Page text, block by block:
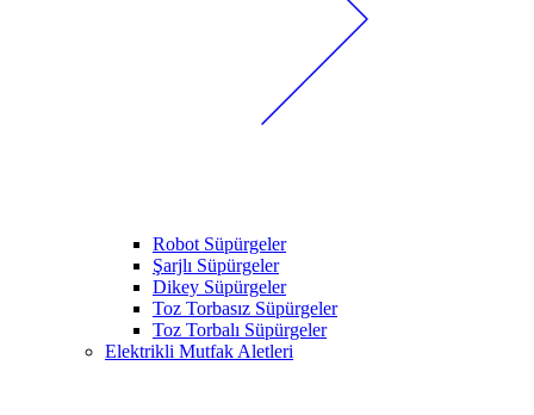
Robot Süpürgeler
Şarjlı Süpürgeler
Dikey Süpürgeler
Toz Torbasız Süpürgeler
Toz Torbalı Süpürgeler
Elektrikli Mutfak Aletleri